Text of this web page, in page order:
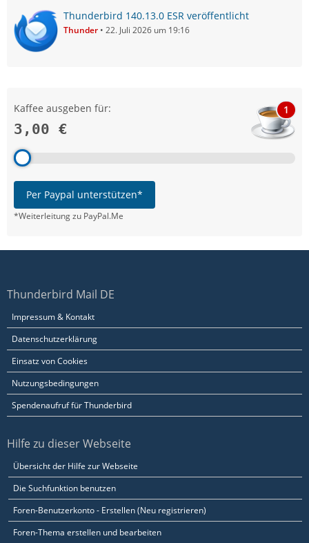
Thunderbird 140.13.0 ESR veröffentlicht
Thunder 22. Juli 2026 um 19:16
Kaffee ausgeben für:
3,00 €
1
Per Paypal unterstützen*
*Weiterleitung zu PayPal.Me
Thunderbird Mail DE
Impressum & Kontakt
Datenschutzerklärung
Einsatz von Cookies
Nutzungsbedingungen
Spendenaufruf für Thunderbird
Hilfe zu dieser Webseite
Übersicht der Hilfe zur Webseite
Die Suchfunktion benutzen
Foren-Benutzerkonto - Erstellen (Neu registrieren)
Foren-Thema erstellen und bearbeiten